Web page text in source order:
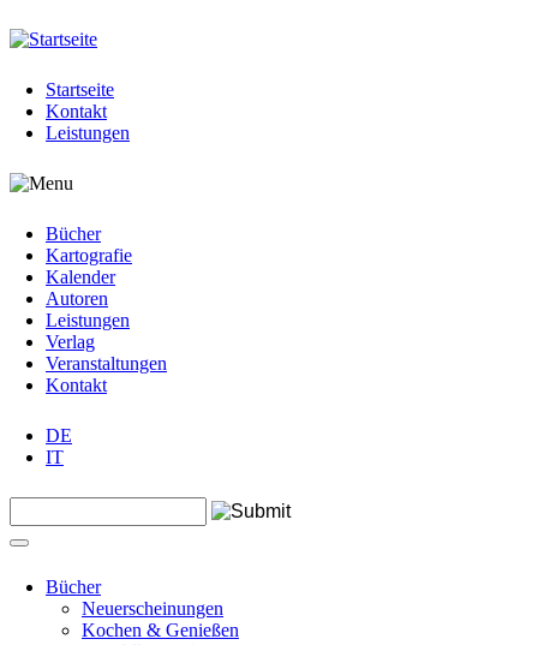
Jump to navigation
Startseite
Kontakt
Leistungen
Bücher
Kartografie
Kalender
Autoren
Leistungen
Verlag
Veranstaltungen
Kontakt
DE
IT
Suchformular
Bücher
Neuerscheinungen
Kochen & Genießen